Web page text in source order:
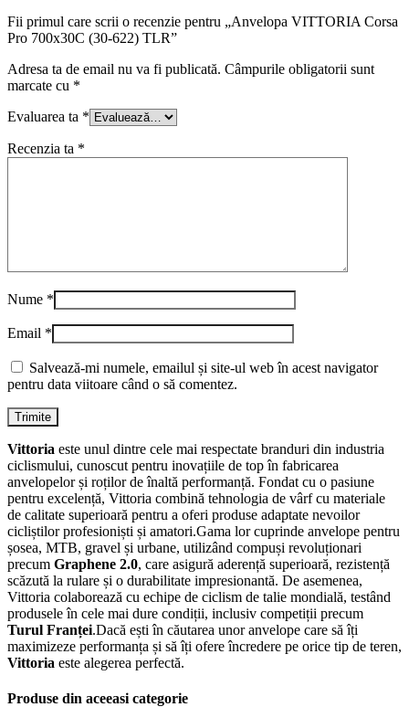
Fii primul care scrii o recenzie pentru „Anvelopa VITTORIA Corsa
Pro 700x30C (30-622) TLR”
Adresa ta de email nu va fi publicată. Câmpurile obligatorii sunt
marcate cu *
Evaluarea ta *
Recenzia ta *
Nume *
Email *
Salvează-mi numele, emailul și site-ul web în acest navigator
pentru data viitoare când o să comentez.
Vittoria este unul dintre cele mai respectate branduri din industria
ciclismului, cunoscut pentru inovațiile de top în fabricarea
anvelopelor și roților de înaltă performanță. Fondat cu o pasiune
pentru excelență, Vittoria combină tehnologia de vârf cu materiale
de calitate superioară pentru a oferi produse adaptate nevoilor
cicliștilor profesioniști și amatori.Gama lor cuprinde anvelope pentru
șosea, MTB, gravel și urbane, utilizând compuși revoluționari
precum Graphene 2.0, care asigură aderență superioară, rezistență
scăzută la rulare și o durabilitate impresionantă. De asemenea,
Vittoria colaborează cu echipe de ciclism de talie mondială, testând
produsele în cele mai dure condiții, inclusiv competiții precum
Turul Franței.Dacă ești în căutarea unor anvelope care să îți
maximizeze performanța și să îți ofere încredere pe orice tip de teren,
Vittoria este alegerea perfectă.
Produse din aceeasi categorie